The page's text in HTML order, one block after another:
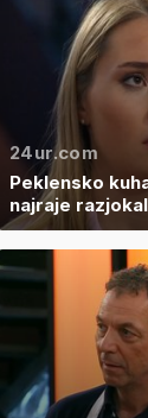
24ur.com
Peklensko
najraje